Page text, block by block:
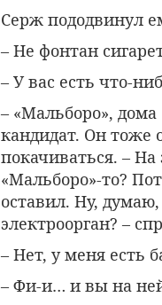
Серж пододвинул
– Не фонтан
– У вас есть что-
– «Мальборо»,
кандидат. Он тоже
покачиваться. –
«Мальборо»-то?
оставил. Ну, думаю,
электроорган? –
– Нет, у меня есть
– Фи-и… и вы на